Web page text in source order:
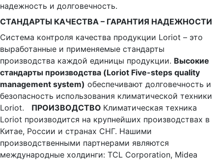
надежность и долговечность.
СТАНДАРТЫ КАЧЕСТВА – ГАРАНТИЯ НАДЕЖНОСТИ
Система контроля качества продукции Loriot – это
выработанные и применяемые стандарты
производства каждой единицы продукции. Высокие
стандарты производства (Loriot Five-steps quality
management system) обеспечивают долговечность и
безопасность использования климатической техники
Loriot. ПРОИЗВОДСТВО Климатическая техника
Loriot производится на крупнейших производствах в
Китае, России и странах СНГ. Нашими
производственными партнерами являются
международные холдинги: TCL Corporation, Midea